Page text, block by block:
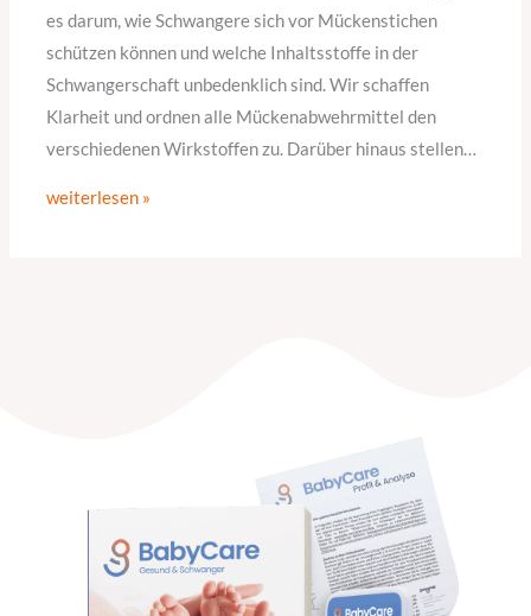
es darum, wie Schwangere sich vor Mückenstichen
schützen können und welche Inhaltsstoffe in der
Schwangerschaft unbedenklich sind. Wir schaffen
Klarheit und ordnen alle Mückenabwehrmittel den
verschiedenen Wirkstoffen zu. Darüber hinaus stellen…
weiterlesen »